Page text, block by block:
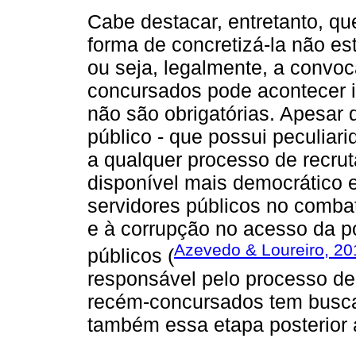
Cabe destacar, entretanto,
forma de concretizá-la não
ou seja, legalmente, a
concursados pode
não são obrigatórias. Apesar
público - que possui
a qualquer processo de
disponível mais democrático
servidores públicos no
e à corrupção no acesso da
públicos (Azevedo & Loureiro,
responsável pelo processo
recém-concursados tem
também essa etapa posterior